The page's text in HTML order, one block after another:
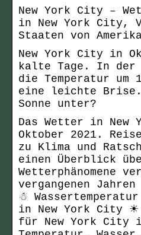
New York City –
in New York City,
Staaten von
New York City in
kalte Tage. In der
die Temperatur um
eine leichte Brise.
Sonne unter?
Das Wetter in New
Oktober 2021.
zu Klima und
einen Überblick
Wetterphänomene
vergangenen
☃
in New York City ☀
für New York City